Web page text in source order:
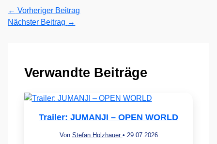
← Vorheriger Beitrag
Nächster Beitrag →
Verwandte Beiträge
Trailer: JUMANJI – OPEN WORLD
Von Stefan Holzhauer • 29.07.2026